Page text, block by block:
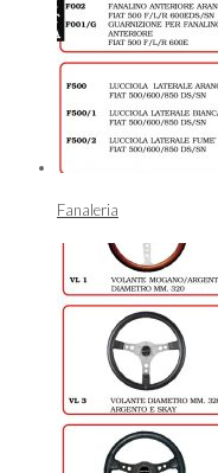
Fanaleria